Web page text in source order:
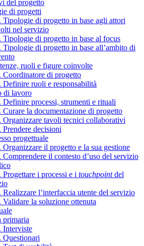
del progetto
di progetti
Tipologie di progetto in base agli attori
nel servizio
Tipologie di progetto in base al focus
Tipologie di progetto in base all’ambito di
ruoli e figure coinvolte
Coordinatore di progetto
Definire ruoli e responsabilità
di lavoro
Definire processi, strumenti e rituali
Curare la documentazione di progetto
Organizzare tavoli tecnici collaborativi
Prendere decisioni
progettuale
Organizzare il progetto e la sua gestione
Comprendere il contesto d’uso del servizio
Progettare i processi e i touchpointdel
Realizzare l’interfaccia utente del servizio
Validare la soluzione ottenuta
primaria
Interviste
Questionari